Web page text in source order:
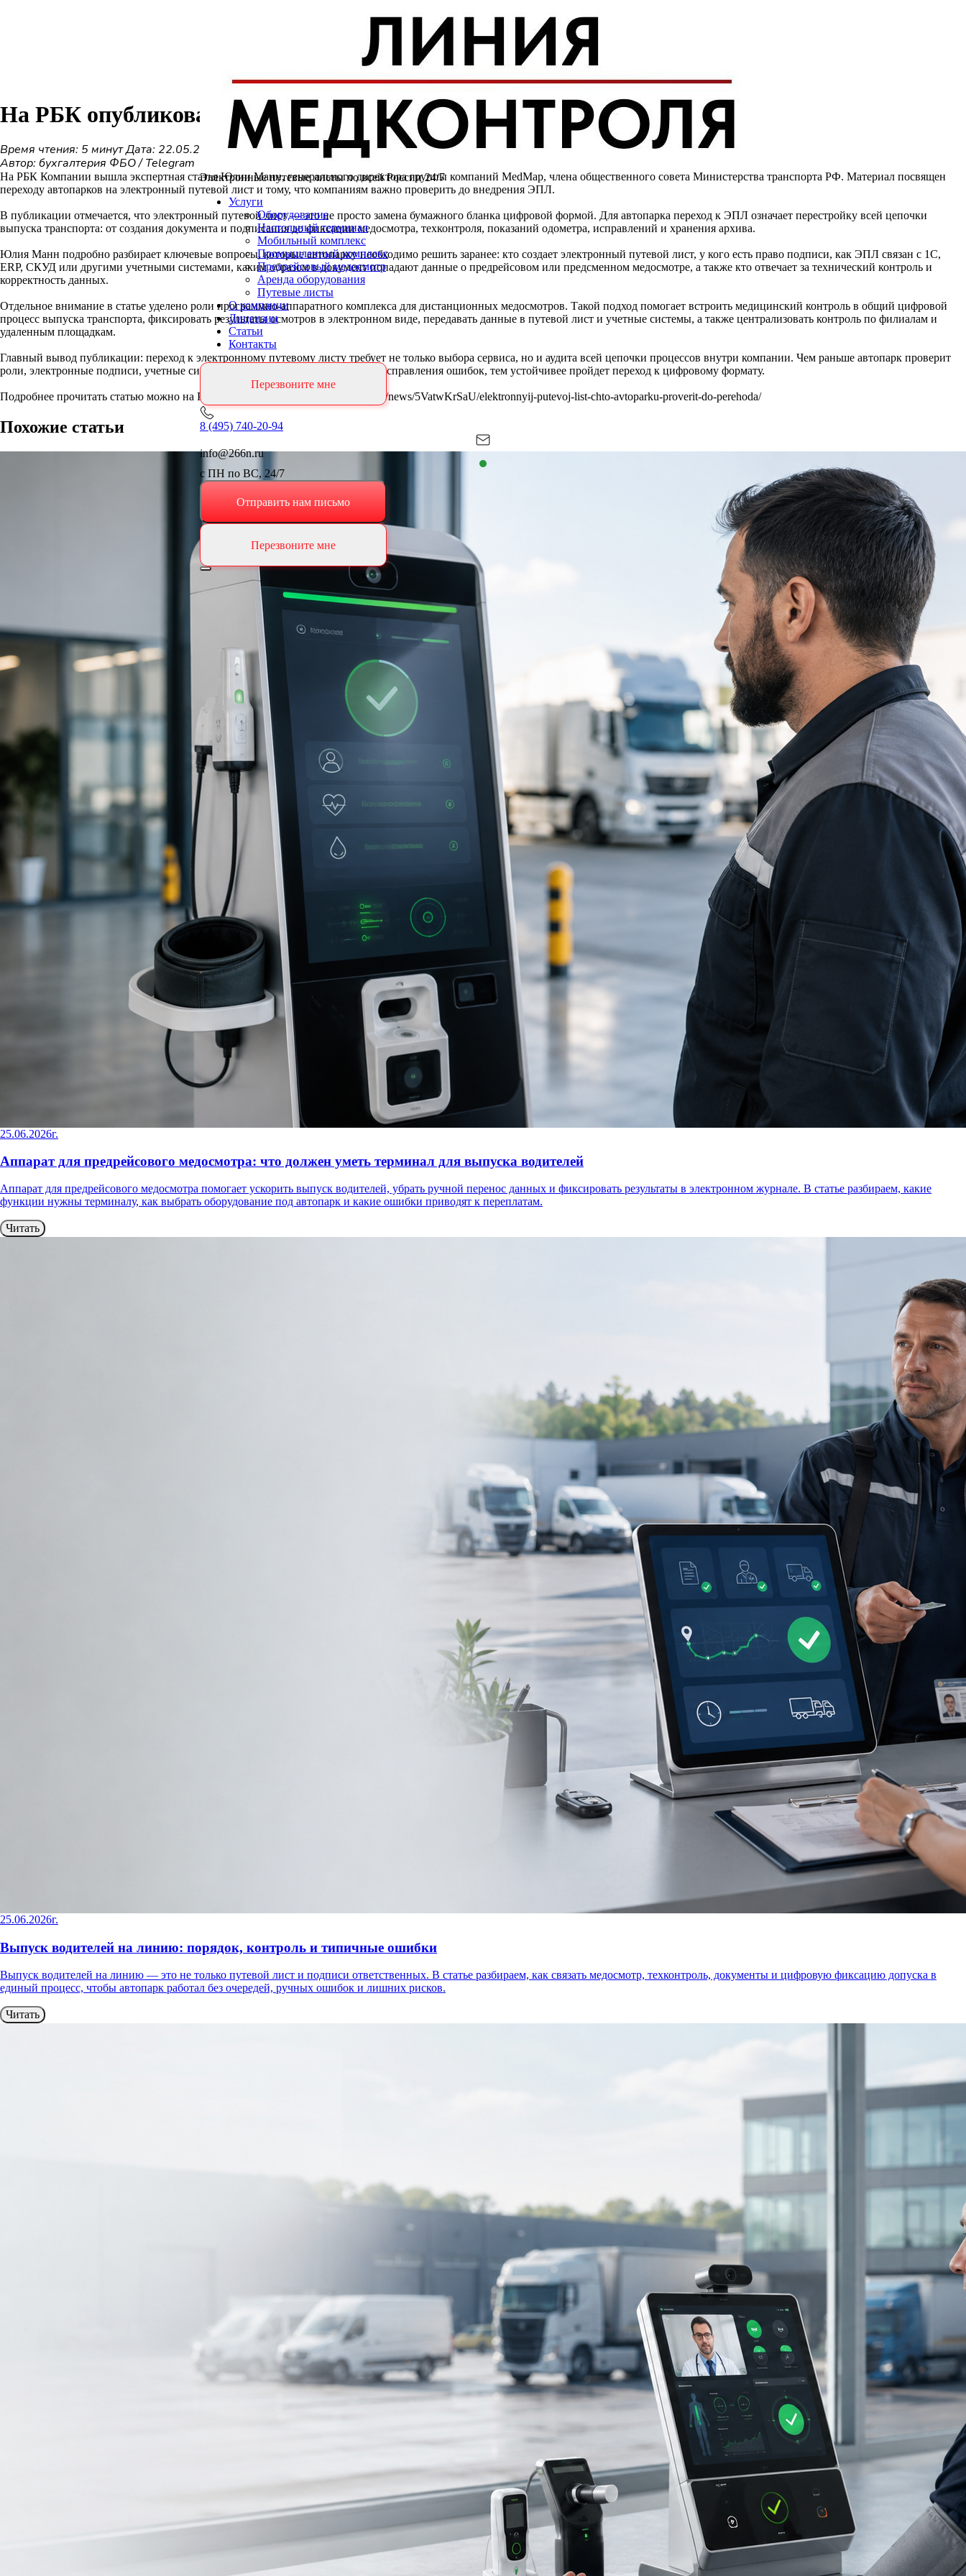
Электронные путевые листы по всей России 24/7
Услуги
Оборудование
Настольный терминал
Мобильный комплекс
Промышленный комплекс
Предрейсовый медосмотр
Аренда оборудования
Путевые листы
О компании
Лицензии
Статьи
Контакты
Перезвоните мне
8 (495) 740-20-94
info@266n.ru
с ПН по ВС, 24/7
Отправить нам письмо
Перезвоните мне
На РБК опубликована статья Юлии Манн об электронном путевом листе
Время чтения: 5 минутДата: 22.05.2026
Автор: бухгалтерия ФБО / Telegram
На РБК Компании вышла экспертная статья Юлии Манн, генерального директора группы компаний MedMap, члена общественного совета Министерства транспорта РФ. Материал посвящен
переходу автопарков на электронный путевой лист и тому, что компаниям важно проверить до внедрения ЭПЛ.
В публикации отмечается, что электронный путевой лист — это не просто замена бумажного бланка цифровой формой. Для автопарка переход к ЭПЛ означает перестройку всей цепочки
выпуска транспорта: от создания документа и подписания до фиксации медосмотра, техконтроля, показаний одометра, исправлений и хранения архива.
Юлия Манн подробно разбирает ключевые вопросы, которые автопарку необходимо решить заранее: кто создает электронный путевой лист, у кого есть право подписи, как ЭПЛ связан с 1С,
ERP, СКУД или другими учетными системами, каким образом в документ попадают данные о предрейсовом или предсменном медосмотре, а также кто отвечает за технический контроль и
корректность данных.
Отдельное внимание в статье уделено роли программно-аппаратного комплекса для дистанционных медосмотров. Такой подход помогает встроить медицинский контроль в общий цифровой
процесс выпуска транспорта, фиксировать результаты осмотров в электронном виде, передавать данные в путевой лист и учетные системы, а также централизовать контроль по филиалам и
удаленным площадкам.
Главный вывод публикации: переход к электронному путевому листу требует не только выбора сервиса, но и аудита всей цепочки процессов внутри компании. Чем раньше автопарк проверит
роли, электронные подписи, учетные системы, порядок фиксации данных и исправления ошибок, тем устойчивее пройдет переход к цифровому формату.
Подробнее прочитать статью можно на РБК Компании: https://companies.rbc.ru/news/5VatwKrSaU/elektronnyij-putevoj-list-chto-avtoparku-proverit-do-perehoda/
Похожие статьи
25.06.2026г.
Аппарат для предрейсового медосмотра: что должен уметь терминал для выпуска водителей
Аппарат для предрейсового медосмотра помогает ускорить выпуск водителей, убрать ручной перенос данных и фиксировать результаты в электронном журнале. В статье разбираем, какие
функции нужны терминалу, как выбрать оборудование под автопарк и какие ошибки приводят к переплатам.
Читать
25.06.2026г.
Выпуск водителей на линию: порядок, контроль и типичные ошибки
Выпуск водителей на линию — это не только путевой лист и подписи ответственных. В статье разбираем, как связать медосмотр, техконтроль, документы и цифровую фиксацию допуска в
единый процесс, чтобы автопарк работал без очередей, ручных ошибок и лишних рисков.
Читать